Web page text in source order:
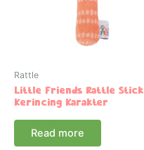
Rattle
Little Friends Rattle Stick
Kerincing Karakter
Read more